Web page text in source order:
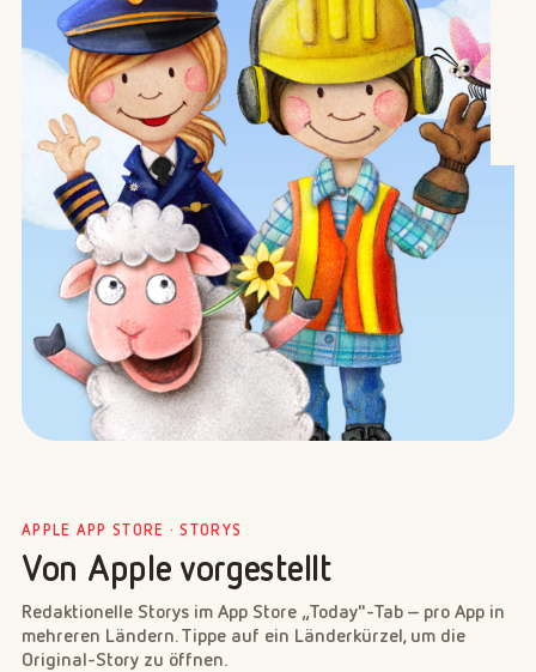
APPLE APP STORE · STORYS
Von Apple vorgestellt
Redaktionelle Storys im App Store „Today"-Tab – pro App in
mehreren Ländern. Tippe auf ein Länderkürzel, um die
Original-Story zu öffnen.